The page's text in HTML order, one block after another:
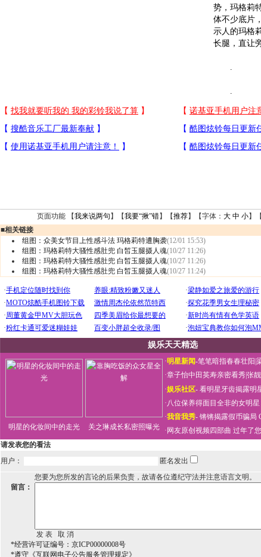
势，玛格莉
体不少底片
示人的玛格
长腿，直让
.
.
页面功能 【我来说两句 】【我要“揪”错】【推荐】【字体： 大 中 小】【
■相关链接
组图：众美女节目上性感斗法 玛格莉特遭胸袭(12/01 15:53)
组图：玛格莉特大骚性感肚兜 白皙玉腿摄人魂(10/27 11:26)
组图：玛格莉特大骚性感肚兜 白皙玉腿摄人魂(10/27 11:26)
组图：玛格莉特大骚性感肚兜 白皙玉腿摄人魂(10/27 11:24)
娱乐天天精选
明星的化妆间中的走光 关之琳成长私密照曝光
·明星新闻-笔笔暗指春春壮阳
·章子怡中田英寿亲密看秀张
·娱乐社区- 看明星牙齿揭露明
·八位保养得面目全非的女明星
·我音我秀- 锵锵揭露假币骗局
· 网友原创视频四部曲 过年了
请发表您的看法
用户：
匿名发出
您要为您所发的言论的后果负责，故请各位遵纪守法并注意语言文明。
留言：
*经营许可证编号：京ICP00000008号
*遵守《互联网电子公告服务管理规定》